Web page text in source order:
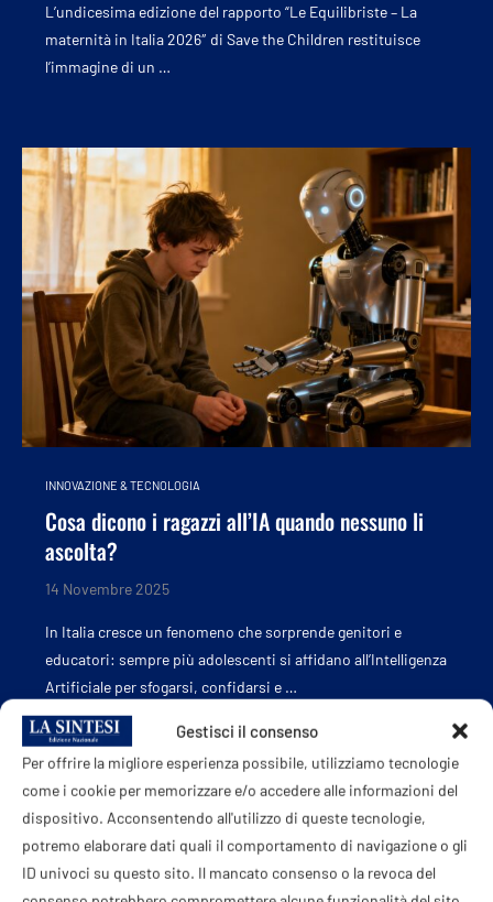
Gestisci il consenso
Per offrire la migliore esperienza possibile, utilizziamo tecnologie
come i cookie per memorizzare e/o accedere alle informazioni del
dispositivo. Acconsentendo all'utilizzo di queste tecnologie,
potremo elaborare dati quali il comportamento di navigazione o gli
ID univoci su questo sito. Il mancato consenso o la revoca del
L’undicesima edizione del rapporto “Le Equilibriste – La
maternità in Italia 2026″ di Save the Children restituisce
l’immagine di un …
INNOVAZIONE & TECNOLOGIA
Cosa dicono i ragazzi all’IA quando nessuno li
ascolta?
14 Novembre 2025
In Italia cresce un fenomeno che sorprende genitori e
educatori: sempre più adolescenti si affidano all’Intelligenza
Artificiale per sfogarsi, confidarsi e …